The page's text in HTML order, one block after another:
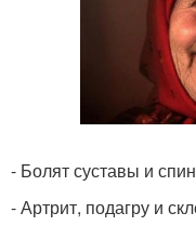
- Болят суставы и
- Артрит, подагру и